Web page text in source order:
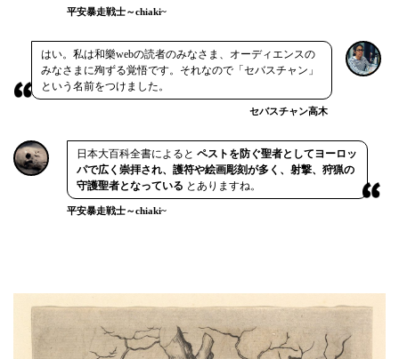
平安暴走戦士～chiaki~
はい。私は和樂webの読者のみなさま、オーディエンスの
みなさまに殉ずる覚悟です。それなので「セバスチャン」
という名前をつけました。
セバスチャン高木
日本大百科全書によると ペストを防ぐ聖者としてヨーロッ
パで広く崇拝され、護符や絵画彫刻が多く、射撃、狩猟の
守護聖者となっている とありますね。
平安暴走戦士～chiaki~